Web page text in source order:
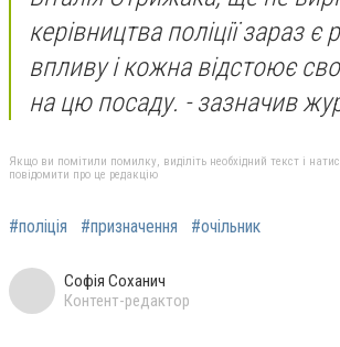
керівництва поліції зараз є
впливу і кожна відстоює
на цю посаду. - зазначив
Якщо ви помітили помилку, виділіть необхідний текст і
повідомити про це редакцію
#поліція #призначення #очільник
Софія Соханич
Контент-редактор